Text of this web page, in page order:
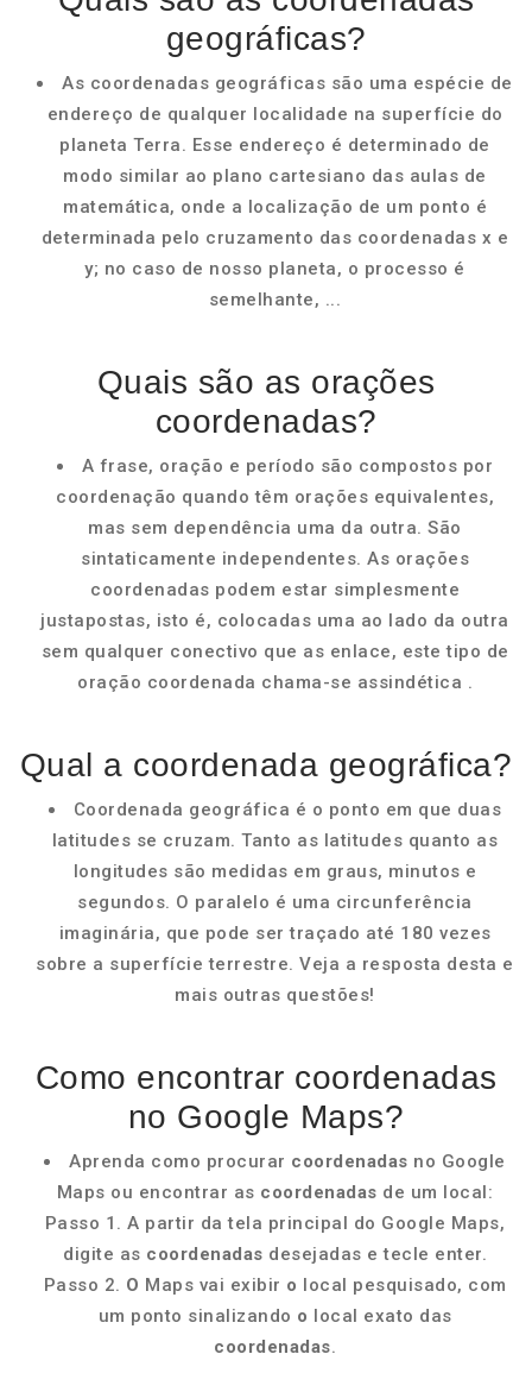
geográficas?
As coordenadas geográficas são uma espécie de
endereço de qualquer localidade na superfície do
planeta Terra. Esse endereço é determinado de
modo similar ao plano cartesiano das aulas de
matemática, onde a localização de um ponto é
determinada pelo cruzamento das coordenadas x e
y; no caso de nosso planeta, o processo é
semelhante, ...
Quais são as orações
coordenadas?
A frase, oração e período são compostos por
coordenação quando têm orações equivalentes,
mas sem dependência uma da outra. São
sintaticamente independentes. As orações
coordenadas podem estar simplesmente
justapostas, isto é, colocadas uma ao lado da outra
sem qualquer conectivo que as enlace, este tipo de
oração coordenada chama-se assindética .
Qual a coordenada geográfica?
Coordenada geográfica é o ponto em que duas
latitudes se cruzam. Tanto as latitudes quanto as
longitudes são medidas em graus, minutos e
segundos. O paralelo é uma circunferência
imaginária, que pode ser traçado até 180 vezes
sobre a superfície terrestre. Veja a resposta desta e
mais outras questões!
Como encontrar coordenadas
no Google Maps?
Aprenda como procurar coordenadas no Google
Maps ou encontrar as coordenadas de um local:
Passo 1. A partir da tela principal do Google Maps,
digite as coordenadas desejadas e tecle enter.
Passo 2. O Maps vai exibir o local pesquisado, com
um ponto sinalizando o local exato das
coordenadas.